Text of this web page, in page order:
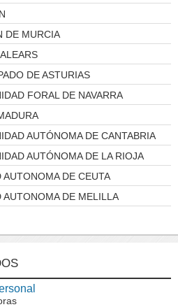
DE MURCIA
DE ASTURIAS
FORAL DE NAVARRA
AUTÓNOMA DE CANTABRIA
AUTÓNOMA DE LA RIOJA
AUTONOMA DE CEUTA
AUTONOMA DE MELILLA